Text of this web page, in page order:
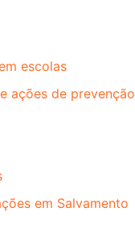
escolas
ações de prevenção
em Salvamento